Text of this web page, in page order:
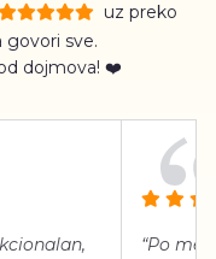
uz preko
sve.
dojmova! ❤️
“Po